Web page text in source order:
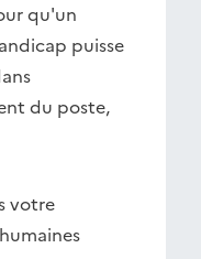
qu'un
puisse
du poste,
votre